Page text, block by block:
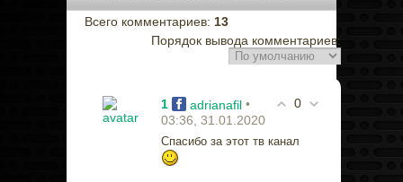
Всего комментариев: 13
Порядок вывода комментариев:
0
1 adrianafil •
03:36, 31.01.2020
Спасибо за этот тв канал